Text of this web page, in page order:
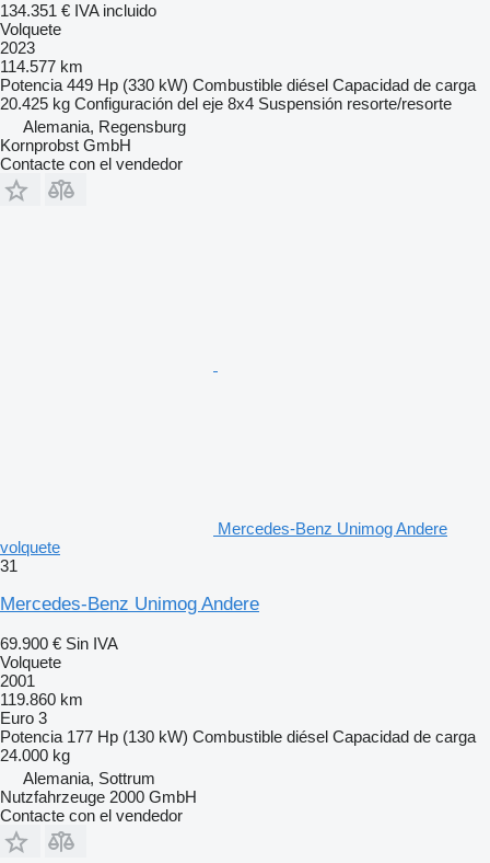
134.351 € IVA incluido
Volquete
2023
114.577 km
Potencia 449 Hp (330 kW) Combustible diésel Capacidad de carga
20.425 kg Configuración del eje 8x4 Suspensión resorte/resorte
Alemania, Regensburg
Kornprobst GmbH
Contacte con el vendedor
Mercedes-Benz Unimog Andere
volquete
31
Mercedes-Benz Unimog Andere
69.900 € Sin IVA
Volquete
2001
119.860 km
Euro 3
Potencia 177 Hp (130 kW) Combustible diésel Capacidad de carga
24.000 kg
Alemania, Sottrum
Nutzfahrzeuge 2000 GmbH
Contacte con el vendedor